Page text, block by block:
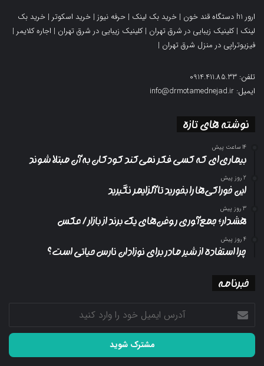
ارور h1 دستگاه قند خون | خرید بک لینک | حرفه نیوز | خرید اسکوتر | خرید بک
لینک |کلینیک زیبایی در شرق تهران |کلینیک زیبایی در شرق تهران | اجاره کلایمر |
فیزیوتراپی در منزل شرق تهران |
تلفن: 0914.411.85.33
ایمیل: info@drmotamednejad.ir
نوشته های تازه
14 ساعت پیش
بیماری‌ای که کسی فکر نمی‌کند کودکان به آن مبتلا شوند
2 روز پیش
این خوراکی‌ها را بخورید تا آلزایمر نگیرید
3 روز پیش
هشدار؛ جمع‌آوری روغن‌های یک برند از بازار/ عکس
4 روز پیش
چرا استفاده از شیر مادر برای نوزادان نارس حیاتی است؟
خبرنامه
آدرس
ایمیل
خود
وارد